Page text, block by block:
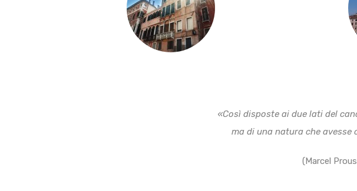
«Così disposte ai due lati del
ma di una natura che avesse
(Marcel